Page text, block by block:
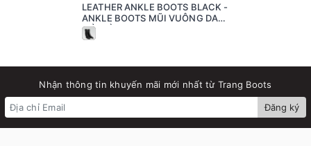
LEATHER ANKLE BOOTS BLACK -
ANKLE BOOTS MŨI VUÔNG DA
MỜ MÀU ĐEN
Nhận thông tin khuyến mãi mới nhất từ Trang Boots
Đăng ký